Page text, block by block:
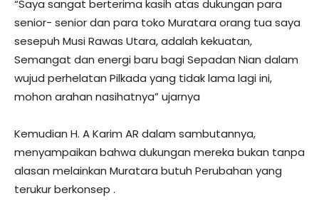
“Saya sangat berterima kasih atas dukungan para
senior- senior dan para toko Muratara orang tua saya
sesepuh Musi Rawas Utara, adalah kekuatan,
Semangat dan energi baru bagi Sepadan Nian dalam
wujud perhelatan Pilkada yang tidak lama lagi ini,
mohon arahan nasihatnya” ujarnya
Kemudian H. A Karim AR dalam sambutannya,
menyampaikan bahwa dukungan mereka bukan tanpa
alasan melainkan Muratara butuh Perubahan yang
terukur berkonsep .